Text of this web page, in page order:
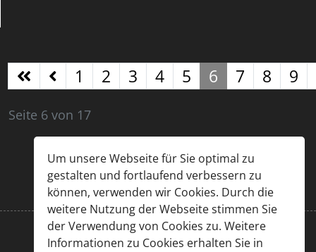
Um unsere Webseite für Sie optimal zu
gestalten und fortlaufend verbessern zu
können, verwenden wir Cookies. Durch die
weitere Nutzung der Webseite stimmen Sie
der Verwendung von Cookies zu. Weitere
Informationen zu Cookies erhalten Sie in
1 2 3 4 5 6 7 8 9
Seite 6 von 17